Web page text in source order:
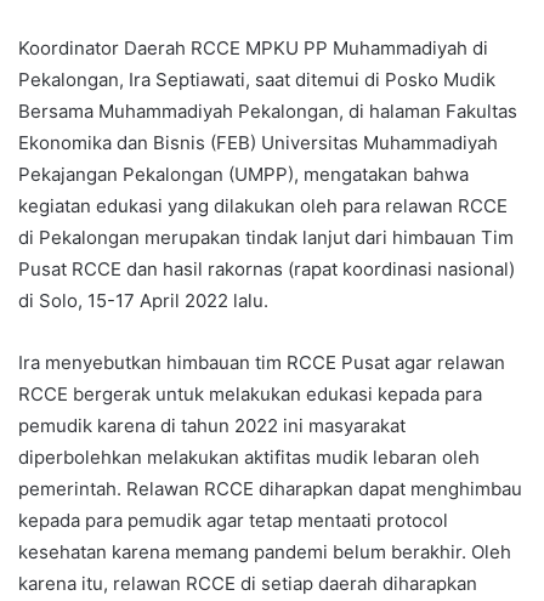
Koordinator Daerah RCCE MPKU PP Muhammadiyah di
Pekalongan, Ira Septiawati, saat ditemui di Posko Mudik
Bersama Muhammadiyah Pekalongan, di halaman Fakultas
Ekonomika dan Bisnis (FEB) Universitas Muhammadiyah
Pekajangan Pekalongan (UMPP), mengatakan bahwa
kegiatan edukasi yang dilakukan oleh para relawan RCCE
di Pekalongan merupakan tindak lanjut dari himbauan Tim
Pusat RCCE dan hasil rakornas (rapat koordinasi nasional)
di Solo, 15-17 April 2022 lalu.
Ira menyebutkan himbauan tim RCCE Pusat agar relawan
RCCE bergerak untuk melakukan edukasi kepada para
pemudik karena di tahun 2022 ini masyarakat
diperbolehkan melakukan aktifitas mudik lebaran oleh
pemerintah. Relawan RCCE diharapkan dapat menghimbau
kepada para pemudik agar tetap mentaati protocol
kesehatan karena memang pandemi belum berakhir. Oleh
karena itu, relawan RCCE di setiap daerah diharapkan